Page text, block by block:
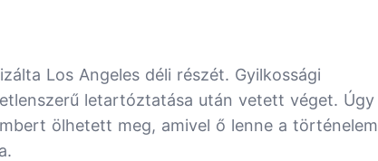
Los Angeles déli részét. Gyilkossági
letartóztatása után vetett véget. Úgy
ölhetett meg, amivel ő lenne a történelem